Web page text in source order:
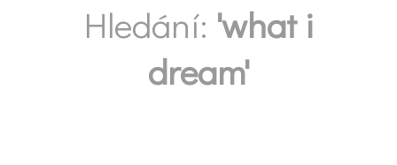
Hledání: 'what i
dream'